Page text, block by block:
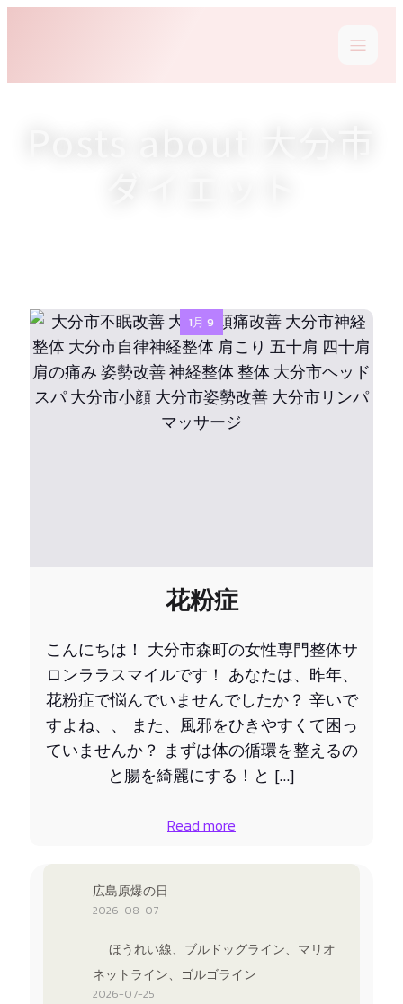
1月 9
花粉症
こんにちは！ 大分市森町の女性専門整体サ
ロンララスマイルです！ あなたは、昨年、
花粉症で悩んでいませんでしたか？ 辛いで
すよね、、 また、風邪をひきやすくて困っ
ていませんか？ まずは体の循環を整えるの
と腸を綺麗にする！と […]
Read more
広島原爆の日
2026-08-07
ほうれい線、ブルドッグライン、マリオ
ネットライン、ゴルゴライン
2026-07-25